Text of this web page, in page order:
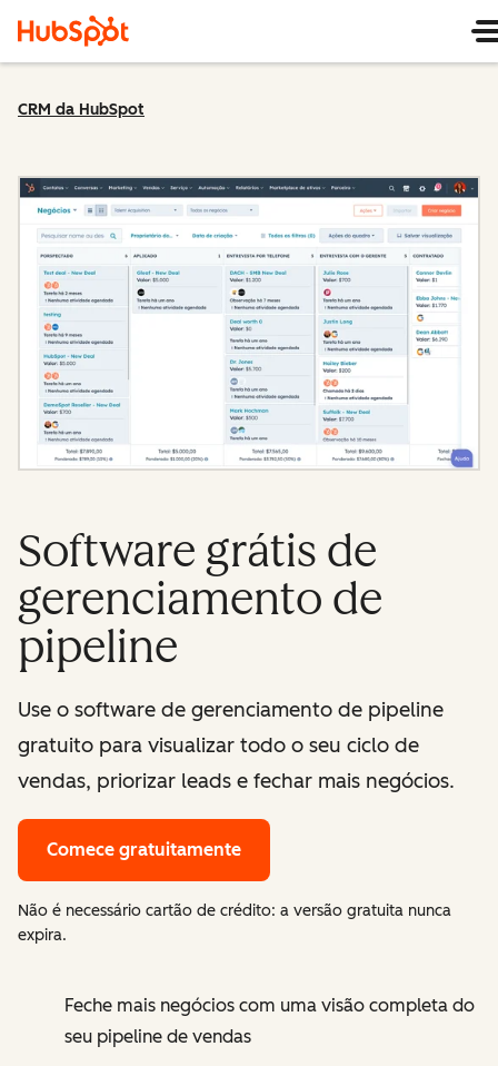
CRM da HubSpot
Software grátis de
gerenciamento de
pipeline
Use o software de gerenciamento de pipeline
gratuito para visualizar todo o seu ciclo de
vendas, priorizar leads e fechar mais negócios.
Comece gratuitamente
Não é necessário cartão de crédito: a versão gratuita nunca
expira.
Feche mais negócios com uma visão completa do
seu pipeline de vendas